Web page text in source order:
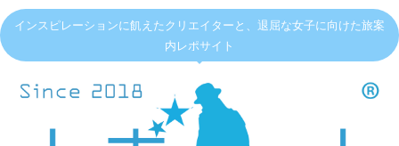
インスピレーションに飢えたクリエイターと、退屈な女子に向けた旅案
内レポサイト